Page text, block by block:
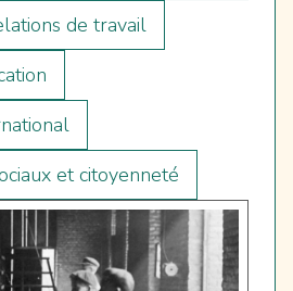
de travail
et citoyenneté